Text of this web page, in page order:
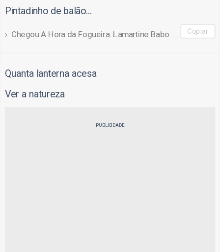
Pintadinho de balão…
Chegou A Hora da Fogueira. Lamartine Babo Copiar
Quanta lanterna acesa
Ver a natureza
PUBLICIDADE